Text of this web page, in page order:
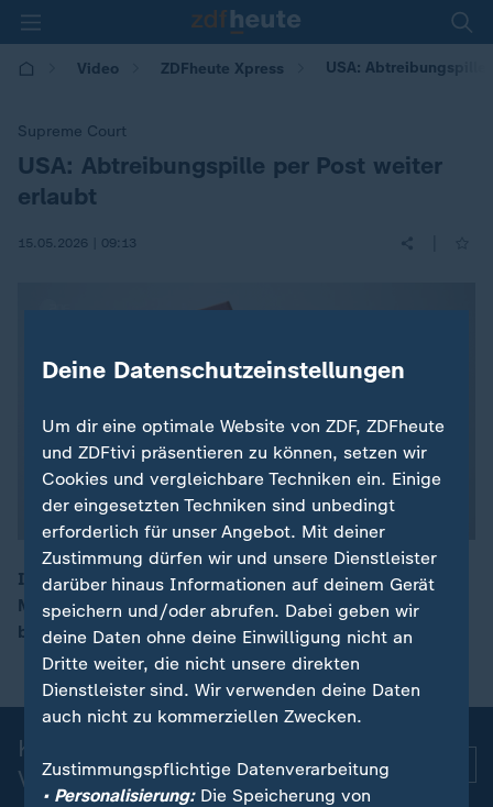
Video ZDFheute Xpress USA: Abtreibungspille
Supreme Court
:USA: Abtreibungspille per Post weiter
erlaubt
15.05.2026 | 09:13
00:17
In den USA bekommen Frauen die Abtreibungspille
Mifepristone vorerst weiter per Post - ohne Besuch
beim Arzt. Das hat der Supreme Court entschieden.
Kurznachrichten: Aktuelle
Videos
Deine Datenschutzeinstellungen
Um dir eine optimale Website von ZDF, ZDFheute
und ZDFtivi präsentieren zu können, setzen wir
Cookies und vergleichbare Techniken ein. Einige
der eingesetzten Techniken sind unbedingt
erforderlich für unser Angebot. Mit deiner
Zustimmung dürfen wir und unsere Dienstleister
darüber hinaus Informationen auf deinem Gerät
speichern und/oder abrufen. Dabei geben wir
deine Daten ohne deine Einwilligung nicht an
Dritte weiter, die nicht unsere direkten
Dienstleister sind. Wir verwenden deine Daten
auch nicht zu kommerziellen Zwecken.
Zustimmungspflichtige Datenverarbeitung
• Personalisierung:Die Speicherung von